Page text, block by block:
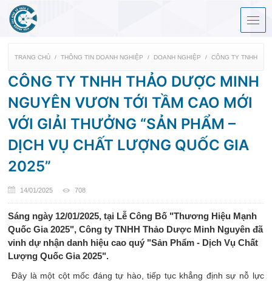
TRANG CHỦ THÔNG TIN DOANH NGHIỆP DOANH NGHIỆP CÔNG TY TNHH
CÔNG TY TNHH THẢO DƯỢC MINH
NGUYÊN VƯƠN TỚI TẦM CAO MỚI
VỚI GIẢI THƯỞNG “SẢN PHẨM –
DỊCH VỤ CHẤT LƯỢNG QUỐC GIA
2025”
14/01/2025 708
Sáng ngày 12/01/2025, tại Lễ Công Bố "Thương Hiệu Mạnh
Quốc Gia 2025", Công ty TNHH Thảo Dược Minh Nguyên đã
vinh dự nhận danh hiệu cao quý "Sản Phẩm - Dịch Vụ Chất
Lượng Quốc Gia 2025".
Đây là một cột mốc đáng tự hào, tiếp tục khẳng định sự nỗ lực